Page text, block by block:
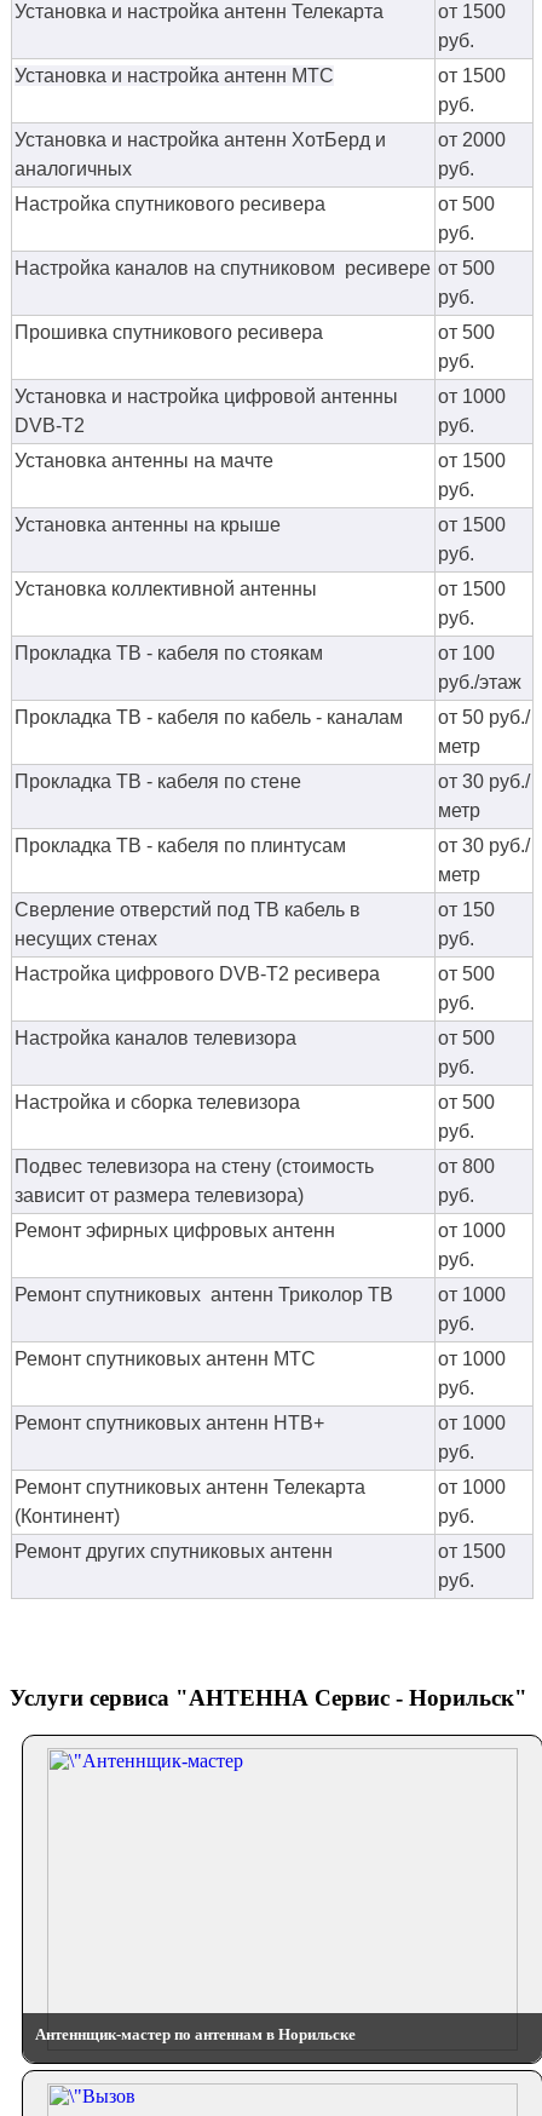
Установка и настройка антенн Телекарта
от 1500
руб.
Установка и настройка антенн МТС
от 1500
руб.
Установка и настройка антенн ХотБерд и
аналогичных
от 2000
руб.
Настройка спутникового ресивера
от 500
руб.
Настройка каналов на спутниковом ресивере от 500
руб.
Прошивка спутникового ресивера
от 500
руб.
Установка и настройка цифровой антенны
DVB-T2
от 1000
руб.
Установка антенны на мачте
от 1500
руб.
Установка антенны на крыше
от 1500
руб.
Установка коллективной антенны
от 1500
руб.
Прокладка ТВ - кабеля по стоякам
от 100
руб./этаж
Прокладка ТВ - кабеля по кабель - каналам
от 50 руб./
метр
Прокладка ТВ - кабеля по стене
от 30 руб./
метр
Прокладка ТВ - кабеля по плинтусам
от 30 руб./
метр
Сверление отверстий под ТВ кабель в
несущих стенах
от 150
руб.
Настройка цифрового DVB-T2 ресивера
от 500
руб.
Настройка каналов телевизора
от 500
руб.
Настройка и сборка телевизора
от 500
руб.
Подвес телевизора на стену (стоимость
зависит от размера телевизора)
от 800
руб.
Ремонт эфирных цифровых антенн
от 1000
руб.
Ремонт спутниковых антенн Триколор ТВ
от 1000
руб.
Ремонт спутниковых антенн МТС
от 1000
руб.
Ремонт спутниковых антенн НТВ+
от 1000
руб.
Ремонт спутниковых антенн Телекарта
(Континент)
от 1000
руб.
Ремонт других спутниковых антенн
от 1500
руб.
Услуги сервиса "АНТЕННА Сервис - Норильск"
Антеннщик-мастер по антеннам в Норильске